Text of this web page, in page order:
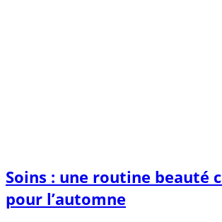
Soins : une routine beauté
pour l’automne